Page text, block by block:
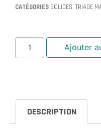
CATÉGORIES SOLIDES, TRIAGE
Ajouter
DESCRIPTION